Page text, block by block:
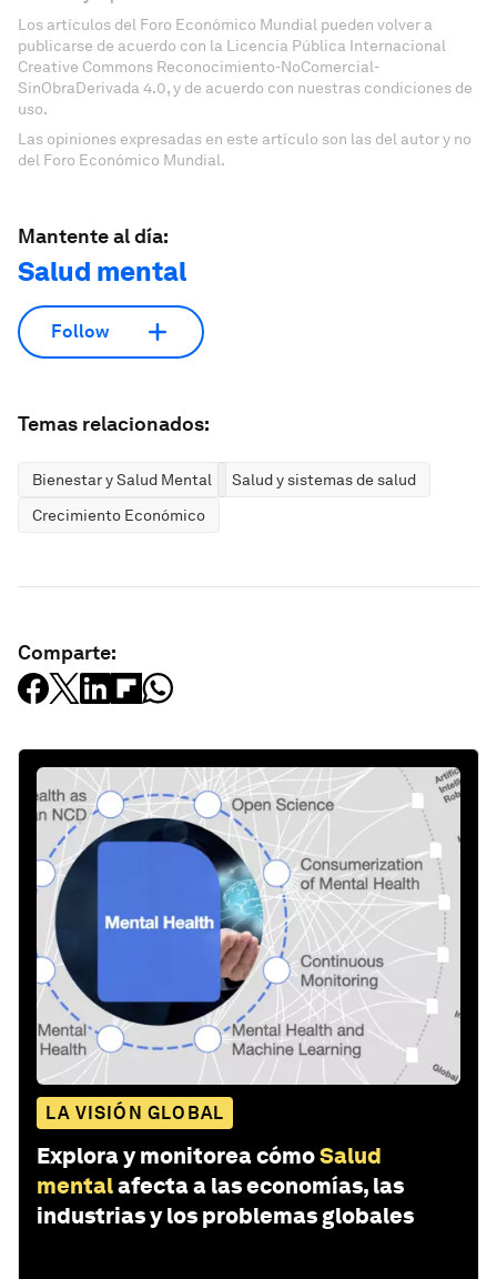
Los artículos del Foro Económico Mundial pueden volver a
publicarse de acuerdo con la Licencia Pública Internacional
Creative Commons Reconocimiento-NoComercial-
SinObraDerivada 4.0, y de acuerdo con nuestras condiciones de
uso.
Las opiniones expresadas en este artículo son las del autor y no
del Foro Económico Mundial.
Mantente al día:
Salud mental
Follow
Temas relacionados:
Bienestar y Salud Mental
Salud y sistemas de salud
Crecimiento Económico
Comparte:
LA VISIÓN GLOBAL
Explora y monitorea cómoSalud
mentalafecta a las economías, las
industrias y los problemas globales